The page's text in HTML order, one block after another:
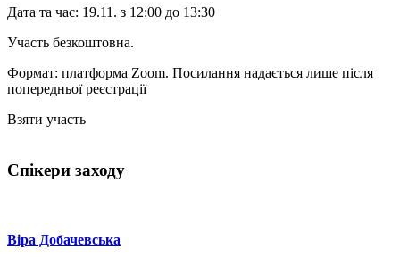
Дата та час: 19.11. з 12:00 до 13:30
Участь безкоштовна.
Формат: платформа Zoom. Посилання надається лише після
попередньої реєстрації
Взяти участь
Спікери заходу
Віра Добачевська